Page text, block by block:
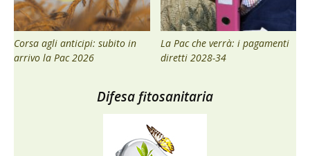
Corsa agli anticipi: subito in
arrivo la Pac 2026
La Pac che verrà: i pagamenti
diretti 2028-34
Difesa fitosanitaria